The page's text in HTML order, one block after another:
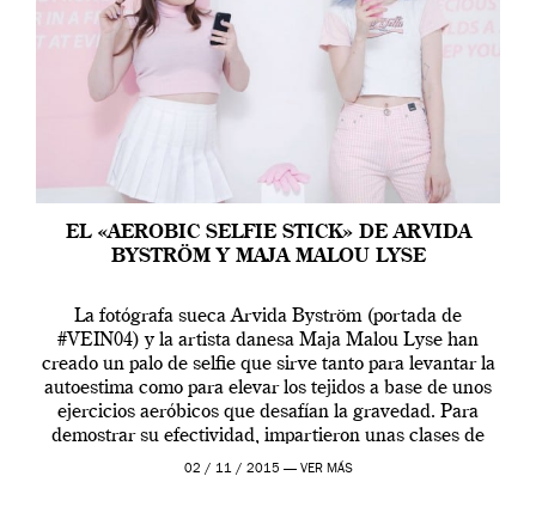
EL «AEROBIC SELFIE STICK» DE ARVIDA
BYSTRÖM Y MAJA MALOU LYSE
La fotógrafa sueca Arvida Byström (portada de
#VEIN04) y la artista danesa Maja Malou Lyse han
creado un palo de selfie que sirve tanto para levantar la
autoestima como para elevar los tejidos a base de unos
ejercicios aeróbicos que desafían la gravedad. Para
demostrar su efectividad, impartieron unas clases de
prueba en el Tate […]
02 / 11 / 2015 — VER MÁS